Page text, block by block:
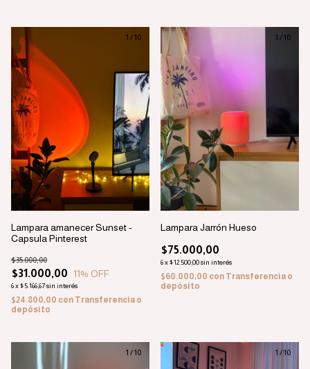
1 /10
Lampara amanecer Sunset -
Capsula Pinterest
$31.000,00
$35.000,00
11% OFF
6x$5.166,67sin interés
$24.800,00 con Transferencia o
depósito
1 /10
Lampara Jarrón Hueso
$75.000,00
6x$12.500,00sin interés
$60.000,00 con Transferencia o
depósito
1 /10 1 /10